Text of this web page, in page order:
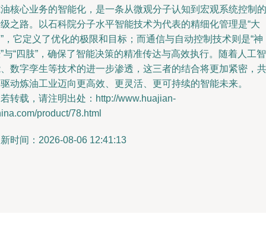
核心业务的智能化，是一条从微观分子认知到宏观系统控制的
之路。以石科院分子水平智能技术为代表的精细化管理是“大
，它定义了优化的极限和目标；而通信与自动控制技术则是“神
与“四肢”，确保了智能决策的精准传达与高效执行。随着人工智
数字孪生等技术的进一步渗透，这三者的结合将更加紧密，共
动炼油工业迈向更高效、更灵活、更可持续的智能未来。
转载，请注明出处：http://www.huajian-
product/78.html
时间：2026-08-06 12:41:13